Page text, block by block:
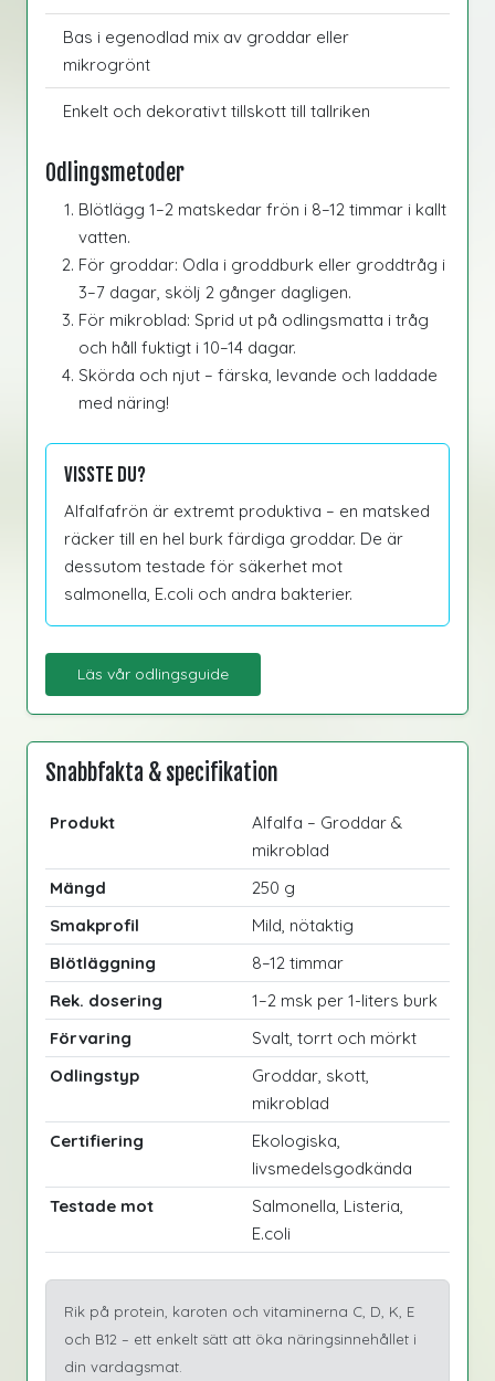
Bas i egenodlad mix av groddar eller
mikrogrönt
Enkelt och dekorativt tillskott till tallriken
Odlingsmetoder
Blötlägg 1–2 matskedar frön i 8–12 timmar i kallt
vatten.
För groddar: Odla i groddburk eller groddtråg i
3–7 dagar, skölj 2 gånger dagligen.
För mikroblad: Sprid ut på odlingsmatta i tråg
och håll fuktigt i 10–14 dagar.
Skörda och njut – färska, levande och laddade
med näring!
Visste du?
Alfalfafrön är extremt produktiva – en matsked
räcker till en hel burk färdiga groddar. De är
dessutom testade för säkerhet mot
salmonella, E.coli och andra bakterier.
Läs vår odlingsguide
Snabbfakta & specifikation
Produkt
Alfalfa – Groddar &
mikroblad
Mängd
250 g
Smakprofil
Mild, nötaktig
Blötläggning
8–12 timmar
Rek. dosering
1–2 msk per 1-liters burk
Förvaring
Svalt, torrt och mörkt
Odlingstyp
Groddar, skott,
mikroblad
Certifiering
Ekologiska,
livsmedelsgodkända
Testade mot
Salmonella, Listeria,
E.coli
Rik på protein, karoten och vitaminerna C, D, K, E
och B12 – ett enkelt sätt att öka näringsinnehållet i
din vardagsmat.